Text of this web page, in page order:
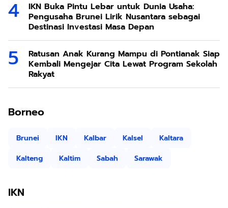
IKN Buka Pintu Lebar untuk Dunia Usaha:
Pengusaha Brunei Lirik Nusantara sebagai
Destinasi Investasi Masa Depan
Ratusan Anak Kurang Mampu di Pontianak Siap
Kembali Mengejar Cita Lewat Program Sekolah
Rakyat
Borneo
Brunei IKN Kalbar Kalsel
Kaltara
Kalteng
Kaltim Sabah Sarawak
IKN